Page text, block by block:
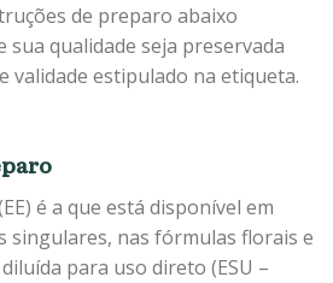
de preparo abaixo
sua qualidade seja preservada
validade estipulado na etiqueta.
é a que está disponível em
singulares, nas fórmulas florais e
para uso direto (ESU –